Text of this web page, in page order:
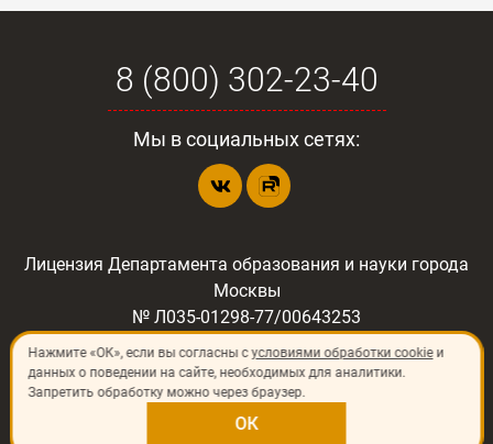
8 (800) 302-23-40
Мы в социальных сетях:
Лицензия Департамента образования и науки города
Москвы
№ Л035-01298-77/00643253
©2026«ИП Шлёнский Владимир Николаевич»
129344, Россия, г. Москва, ул. Печорская, д.8
Нажмите «ОК», если вы согласны сусловиями обработки cookieи
данных о поведении на сайте, необходимых для аналитики.
Запретить обработку можно через браузер.
ОК